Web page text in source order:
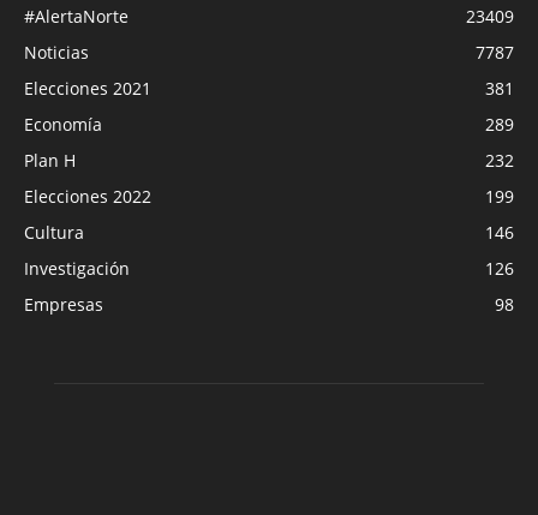
#AlertaNorte
23409
Noticias
7787
Elecciones 2021
381
Economía
289
Plan H
232
Elecciones 2022
199
Cultura
146
Investigación
126
Empresas
98